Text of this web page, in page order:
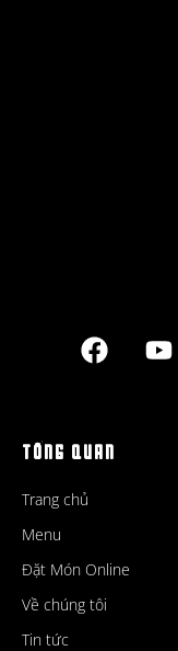
TỔNG QUAN
Trang chủ
Menu
Đặt Món Online
Về chúng tôi
Tin tức